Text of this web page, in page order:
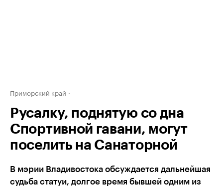
Приморский край
Русалку, поднятую со дна
Спортивной гавани, могут
поселить на Санаторной
В мэрии Владивостока обсуждается дальнейшая
судьба статуи, долгое время бывшей одним из